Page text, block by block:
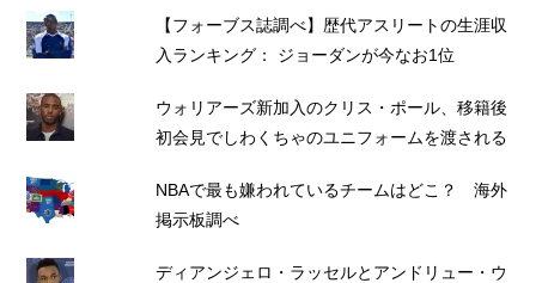
【フォーブス誌調べ】歴代アスリートの生涯収
入ランキング： ジョーダンが今なお1位
ウォリアーズ新加入のクリス・ポール、移籍後
初会見でしわくちゃのユニフォームを渡される
NBAで最も嫌われているチームはどこ？ 海外
掲示板調べ
ディアンジェロ・ラッセルとアンドリュー・ウ